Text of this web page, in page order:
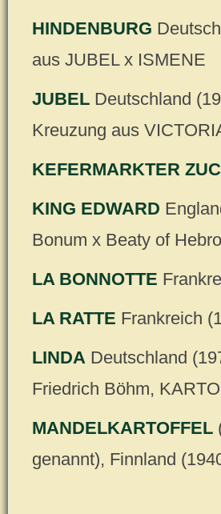
HINDENBURG
aus JUBEL x ISMENE
JUBEL Deutschland
Kreuzung aus
KEFERMARKTER
KING EDWARD
Bonum x Beaty of
LA BONNOTTE
LA RATTE Frankreich
LINDA Deutschland
Friedrich Böhm,
MANDELKARTOFFEL
genannt), Finnland